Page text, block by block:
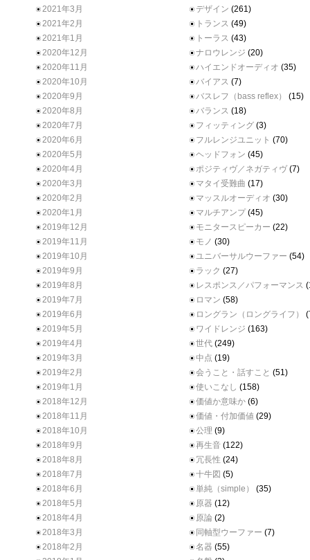
2021年3月
2021年2月
2021年1月
2020年12月
2020年11月
2020年10月
2020年9月
2020年8月
2020年7月
2020年6月
2020年5月
2020年4月
2020年3月
2020年2月
2020年1月
2019年12月
2019年11月
2019年10月
2019年9月
2019年8月
2019年7月
2019年6月
2019年5月
2019年4月
2019年3月
2019年2月
2019年1月
2018年12月
2018年11月
2018年10月
2018年9月
2018年8月
2018年7月
2018年6月
2018年5月
2018年4月
2018年3月
2018年2月
デザイン (261)
トランス (49)
トーラス (43)
ナロウレンジ (20)
ハイエンドオーディオ (35)
バイアス (7)
バスレフ（bass reflex）
(15)
バランス (18)
フィッティング (3)
フルレンジユニット (70)
ヘッドフォン (45)
ポジティヴ／ネガティヴ(7)
マタイ受難曲 (17)
マッスルオーディオ (30)
マルチアンプ (45)
モニタースピーカー (22)
モノ (30)
ユニバーサルウーファー (54)
ラック (27)
レスポンス／パフォーマンス
ロマン (58)
ロングラン（ロングライフ）
ワイドレンジ (163)
世代 (249)
中点 (19)
会うこと・話すこと (51)
使いこなし (158)
価値か意味か (6)
価値・付加価値 (29)
公理 (9)
再生音 (122)
冗長性 (24)
十牛図 (5)
単純（simple）
(35)
原器 (12)
原論 (2)
同軸型ウーファー (7)
名器 (55)